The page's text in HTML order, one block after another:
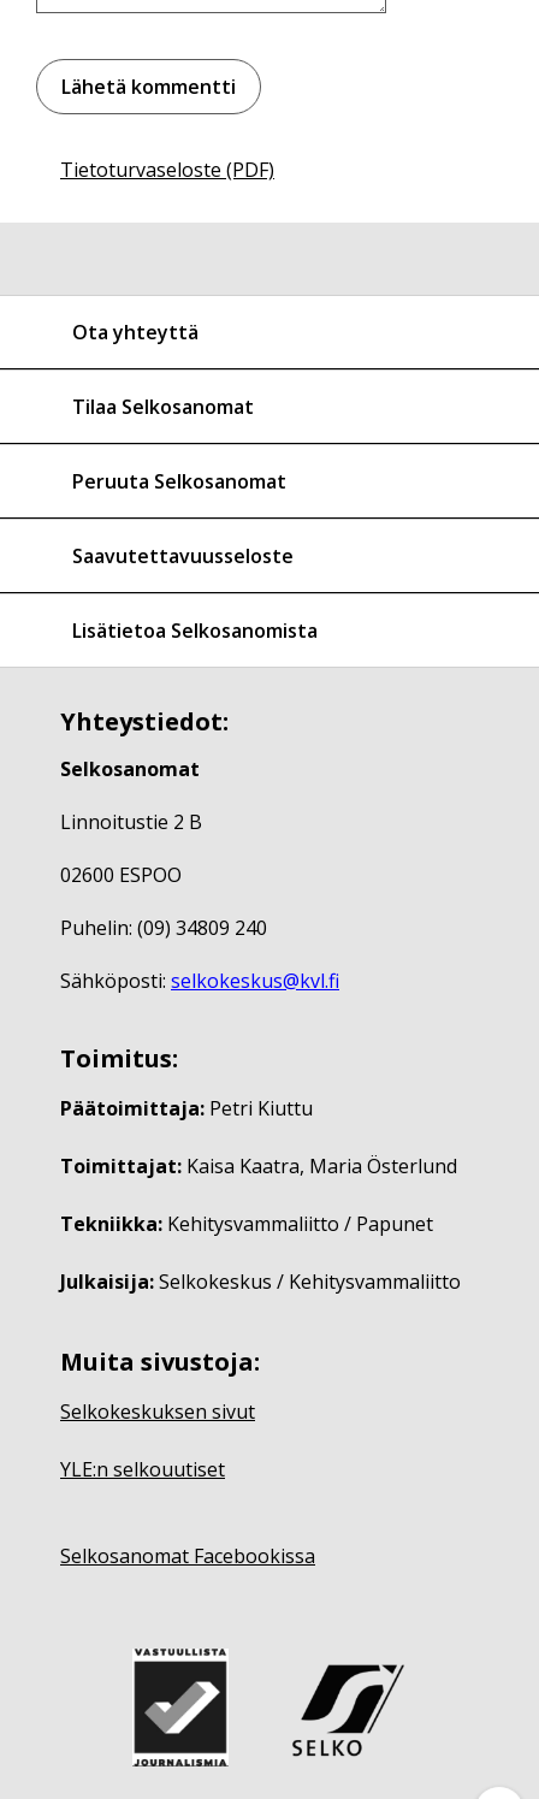
Tietoturvaseloste (PDF)
Ota yhteyttä
Tilaa Selkosanomat
Peruuta Selkosanomat
Saavutettavuusseloste
Lisätietoa Selkosanomista
Yhteystiedot:
Selkosanomat
Linnoitustie 2 B
02600 ESPOO
Puhelin: (09) 34809 240
Sähköposti: selkokeskus@kvl.fi
Toimitus:
Päätoimittaja: Petri Kiuttu
Toimittajat: Kaisa Kaatra, Maria Österlund
Tekniikka: Kehitysvammaliitto / Papunet
Julkaisija:Selkokeskus / Kehitysvammaliitto
Muita sivustoja:
Selkokeskuksen sivut
YLE:n selkouutiset
Selkosanomat Facebookissa